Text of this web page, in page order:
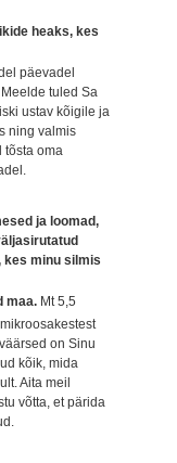
heaks, kes
päevadel
tuled Sa
ustav kõigile ja
ning valmis
tõsta oma
ja loomad,
kes minu silmis
maa. Mt 5,5
on Sinu
kõik, mida
Aita meil
võtta, et pärida